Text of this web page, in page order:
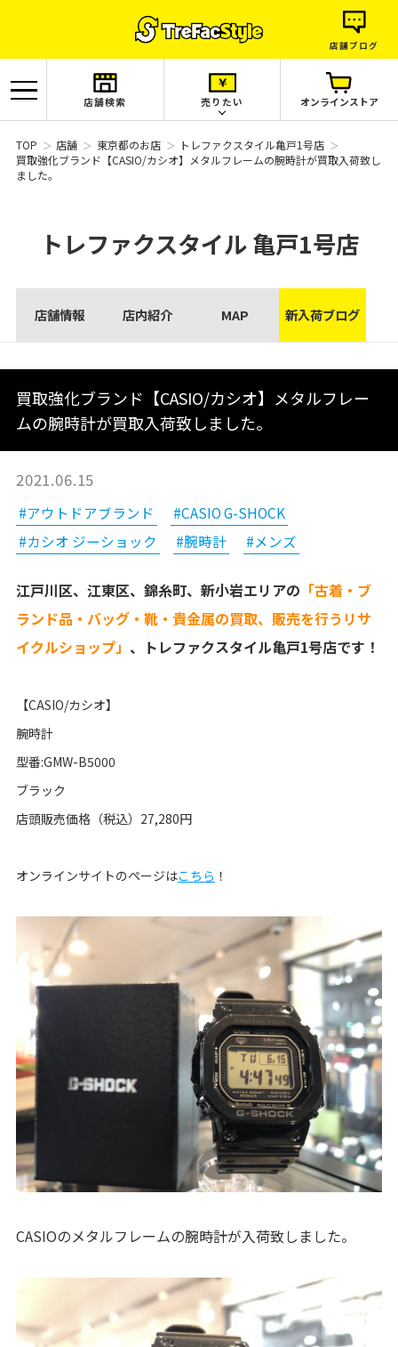
店舗ブログ
店舗検索 売りたい オンラインストア
TOP 店舗 東京都のお店
トレファクスタイル亀戸1号店
買取強化ブランド【CASIO/カシオ】メタルフレームの腕時計が買取入荷致し
ました。
トレファクスタイル亀戸1号店
店舗情報 店内紹介 MAP 新入荷ブログ
買取強化ブランド【CASIO/カシオ】メタルフレー
ムの腕時計が買取入荷致しました。
2021.06.15
#アウトドアブランド
#CASIO G-SHOCK
#カシオ ジーショック
#腕時計 #メンズ
江戸川区、江東区、錦糸町、新小岩エリアの 「古着・ブ
ランド品・バッグ・靴・貴金属の買取、販売を行うリサ
イクルショップ」 、トレファクスタイル亀戸1号店です！
【CASIO/カシオ】
腕時計
型番:GMW-B5000
ブラック
店頭販売価格（税込）27,280円
オンラインサイトのページはこちら ！
CASIOのメタルフレームの腕時計が入荷致しました。